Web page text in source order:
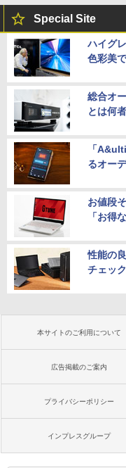
Special Site
ハイグ
色彩美
総合オ
とは何
「
るオー
お値段
「お得
性能の
チェック
本サイトのご利用について
広告掲載のご案内
プライバシーポリシー
インプレスグループ